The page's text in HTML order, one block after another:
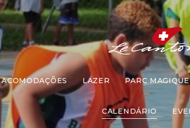
ACOMODAÇÕES LAZER PARC MAGIQUE
CALENDÁRIO
Hand